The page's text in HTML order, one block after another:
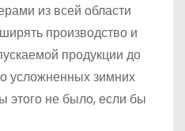
из всей области
производство и
продукции до
усложненных зимних
этого не было, если бы